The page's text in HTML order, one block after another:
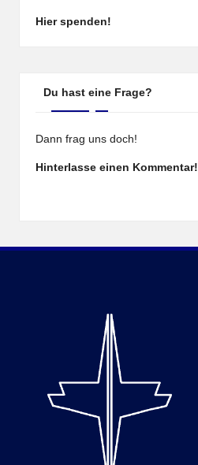
Hier spenden!
Du hast eine Frage?
Dann frag uns doch!
Hinterlasse einen Kommentar!